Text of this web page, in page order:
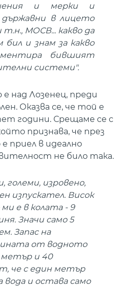
и мерки и
в лицето
МОСВ... какво да
бил и знам за какво
бившият
системи".
над Лозенец, преди
Оказва се, че той е
години. Срещаме се с
признава, че през
приел в идеално
не било така.
големи, изровено,
изпускател. Висок
е в колата - 9
Значи само 5
Запас на
от водното
метър и 40
че с един метър
вода и остава само